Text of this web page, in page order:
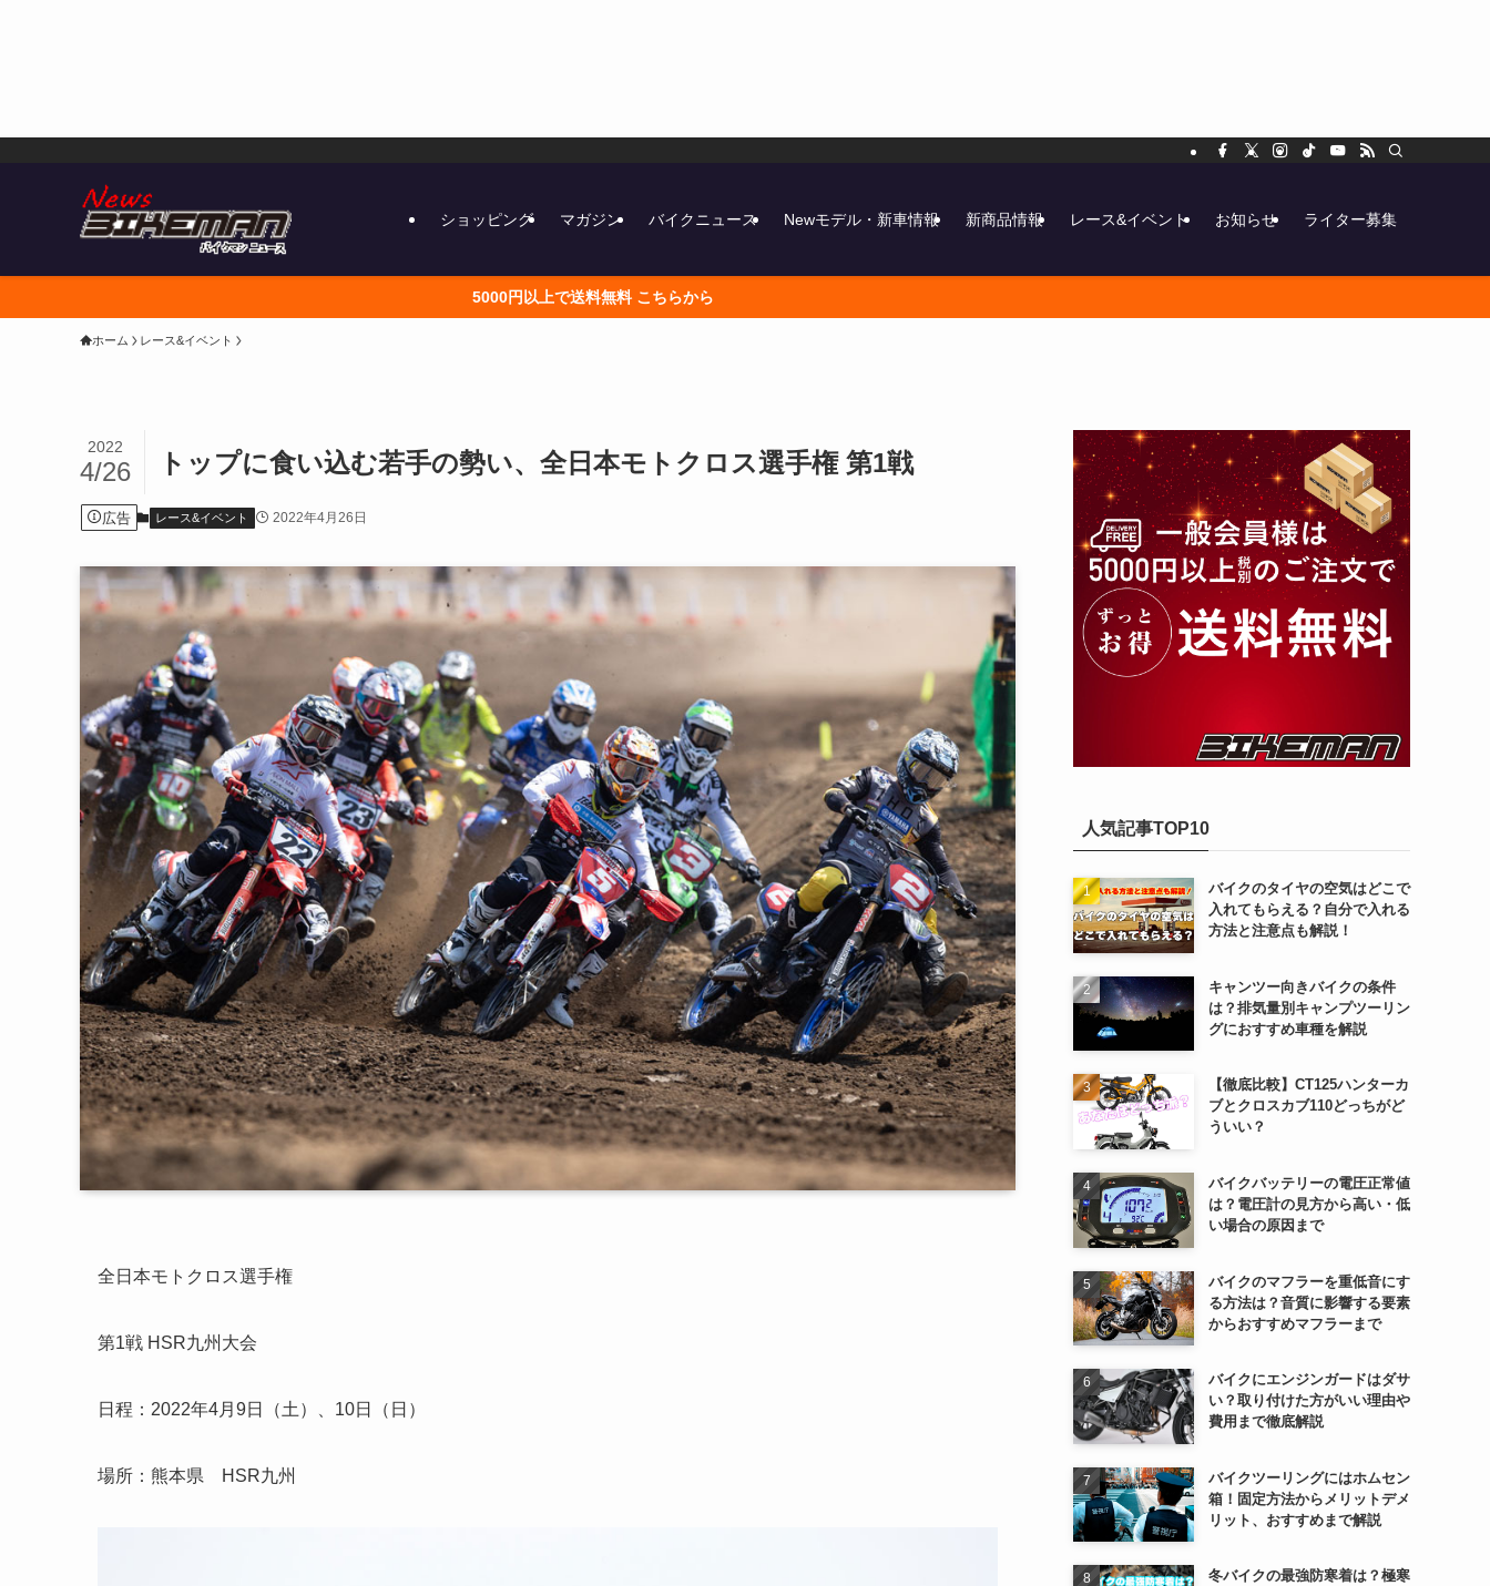
ショッピング マガジン バイクニュース Newモデル・新車情報 新商品情報 レース&イベント お知らせ ライター募集
5000円以上で送料無料 こちらから
ホーム レース&イベント
トップに食い込む若手の勢い、全日本モトクロス選手権 第1戦
2022
4/26
広告 レース&イベント 2022年4月26日
全日本モトクロス選手権
第1戦 HSR九州大会
日程：2022年4月9日（土）、10日（日）
場所：熊本県 HSR九州
人気記事TOP10
バイクのタイヤの空気はどこで
入れてもらえる？自分で入れる
方法と注意点も解説！
キャンツー向きバイクの条件
は？排気量別キャンプツーリン
グにおすすめ車種を解説
【徹底比較】CT125ハンターカ
ブとクロスカブ110どっちがど
ういい？
バイクバッテリーの電圧正常値
は？電圧計の見方から高い・低
い場合の原因まで
バイクのマフラーを重低音にす
る方法は？音質に影響する要素
からおすすめマフラーまで
バイクにエンジンガードはダサ
い？取り付けた方がいい理由や
費用まで徹底解説
バイクツーリングにはホムセン
箱！固定方法からメリットデメ
リット、おすすめまで解説
冬バイクの最強防寒着は？極寒